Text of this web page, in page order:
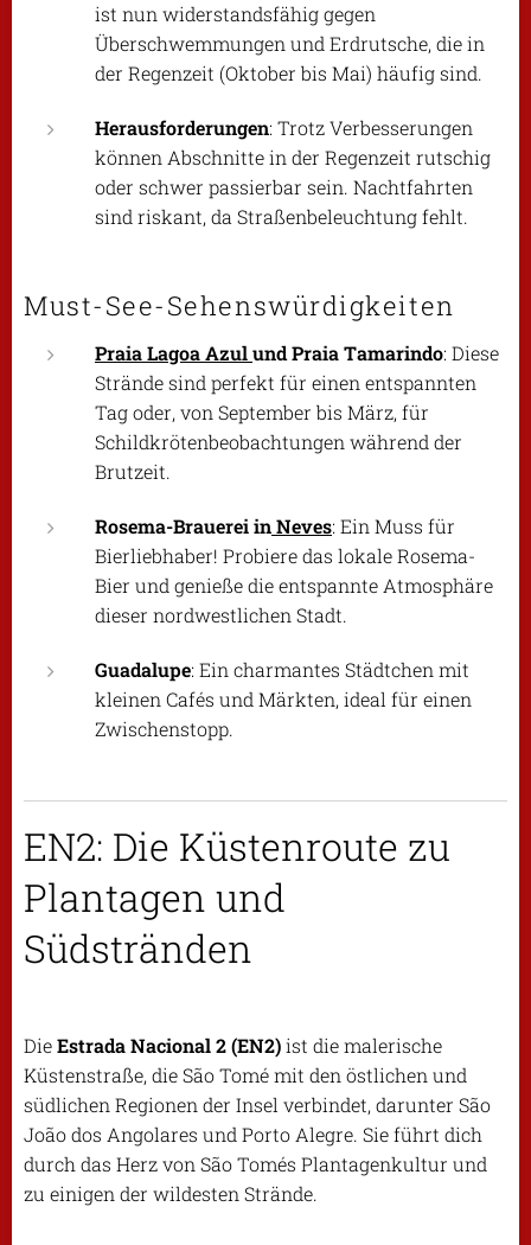
ist nun widerstandsfähig gegen
Überschwemmungen und Erdrutsche, die in
der Regenzeit (Oktober bis Mai) häufig sind.
Herausforderungen: Trotz Verbesserungen
können Abschnitte in der Regenzeit rutschig
oder schwer passierbar sein. Nachtfahrten
sind riskant, da Straßenbeleuchtung fehlt.
Must-See-Sehenswürdigkeiten
Praia Lagoa Azulund Praia Tamarindo: Diese
Strände sind perfekt für einen entspannten
Tag oder, von September bis März, für
Schildkrötenbeobachtungen während der
Brutzeit.
Rosema-Brauerei inNeves: Ein Muss für
Bierliebhaber! Probiere das lokale Rosema-
Bier und genieße die entspannte Atmosphäre
dieser nordwestlichen Stadt.
Guadalupe: Ein charmantes Städtchen mit
kleinen Cafés und Märkten, ideal für einen
Zwischenstopp.
EN2: Die Küstenroute zu
Plantagen und
Südstränden
DieEstrada Nacional 2 (EN2)ist die malerische
Küstenstraße, die São Tomé mit den östlichen und
südlichen Regionen der Insel verbindet, darunter São
João dos Angolares und Porto Alegre. Sie führt dich
durch das Herz von São Tomés Plantagenkultur und
zu einigen der wildesten Strände.